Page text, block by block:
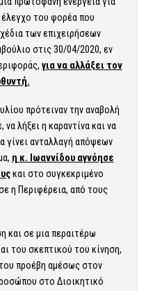
του φορέα που
των επιχειρήσεων
στις 30/04/2020, εν
για να αλλάξει τον
πρότειναν την αναβολή
λήξει η καραντίνα και να
γίνει ανταλλαγή απόψεων
η κ. Ιωαννίδου αγνόησε
και στο συγκεκριμένο
η Περιφέρεια, από τους
και σε μια περαιτέρω
του σκεπτικού του κίνηση,
προέβη αμέσως στον
στο Διοικητικό